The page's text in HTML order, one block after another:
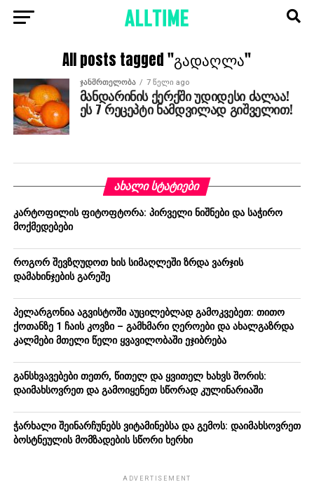
All posts tagged "გადაღლა"
ᲯᲐᲜᲛᲠᲗᲔᲚᲝᲑᲐ 7 წელი ago
მანდარინის ქერქში უდიდესი ძალაა!
ეს 7 რეცეპტი ნამდვილად გიშველით!
ᲐᲮᲐᲚᲘ ᲡᲢᲐᲢᲘᲔᲑᲘ
კარტოფილის ფიტოფტორა: პირველი ნიშნები და საჭირო
მოქმედებები
როგორ შევზღუდოთ ხის სიმაღლეში ზრდა ვარჯის
დამახინჯების გარეშე
პელარგონია აგვისტოში აუცილებლად გამოკვებეთ: თითო
ქოთანზე 1 ჩაის კოვზი – გამხმარი ღეროები და ახალგაზრდა
კალმები მთელი წელი ყვავილობაში ეჯიბრება
განსხვავებები თეთრ, წითელ და ყვითელ ხახვს შორის:
დაიმახსოვრეთ და გამოიყენეთ სწორად კულინარიაში
ჭარხალი შეინარჩუნებს ვიტამინებსა და გემოს: დაიმახსოვრეთ
ბოსტნეულის მომზადების სწორი ხერხი
ADVERTISEMENT